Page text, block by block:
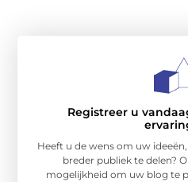
Registreer u
Heeft u de wens om uw
breder publiek te delen?
mogelijkheid om uw blog te